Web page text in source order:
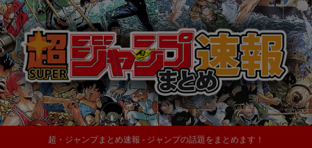
超・ジャンプまとめ速報 - ジャンプの話題をまとめます！